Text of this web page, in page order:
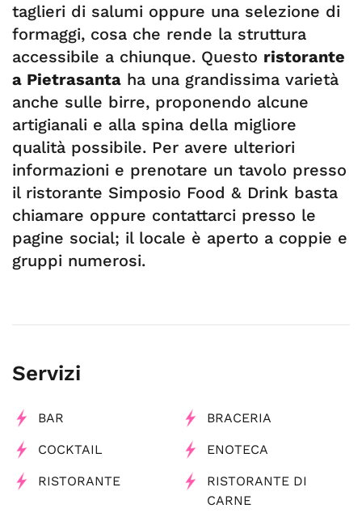
taglieri di salumi oppure una selezione di
formaggi, cosa che rende la struttura
accessibile a chiunque. Questo ristorante
a Pietrasanta ha una grandissima varietà
anche sulle birre, proponendo alcune
artigianali e alla spina della migliore
qualità possibile. Per avere ulteriori
informazioni e prenotare un tavolo presso
il ristorante Simposio Food & Drink basta
chiamare oppure contattarci presso le
pagine social; il locale è aperto a coppie e
gruppi numerosi.
Servizi
BAR BRACERIA
COCKTAIL ENOTECA
RISTORANTE
RISTORANTE DI
CARNE